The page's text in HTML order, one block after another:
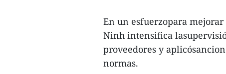
En un esfuerzopara
Ninh intensifica
proveedores y
normas.